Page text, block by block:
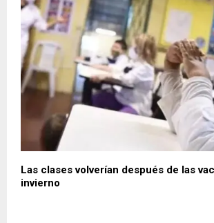
Las clases volverían después de las
invierno